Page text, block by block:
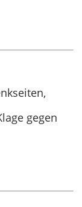
gegen